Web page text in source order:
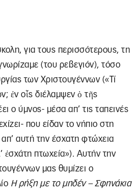
για τους περισσότερους, τη
(του ρεβεγιόν), τόσο
των Χριστουγέννων («Τί
ἐν οἷς διέλαμψεν ὁ τῆς
ο ύμνος- μέσα απ’ τις ταπεινές
που είδαν το νήπιο στη
αυτή την έσχατη φτώχεια
ἐσχάτη πτωχεία»). Αυτήν την
μας θυμίζει ο
Η ρήξη με το μηδέν – Σφηνάκια